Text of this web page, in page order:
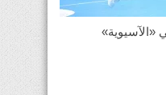
«الآسيوية»